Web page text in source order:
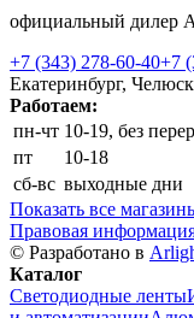
официальный дилер
+7 (343) 278-60-40+7
Екатеринбург,
Работаем:
пн-чт 10-19, без
пт
10-18
сб-вс выходные дни
Показать все
Правовая
© Разработано в
Каталог
Светодиодные ленты